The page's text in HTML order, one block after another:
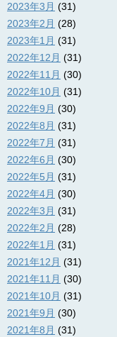
2023年3月 (31)
2023年2月 (28)
2023年1月 (31)
2022年12月 (31)
2022年11月 (30)
2022年10月 (31)
2022年9月 (30)
2022年8月 (31)
2022年7月 (31)
2022年6月 (30)
2022年5月 (31)
2022年4月 (30)
2022年3月 (31)
2022年2月 (28)
2022年1月 (31)
2021年12月 (31)
2021年11月 (30)
2021年10月 (31)
2021年9月 (30)
2021年8月 (31)